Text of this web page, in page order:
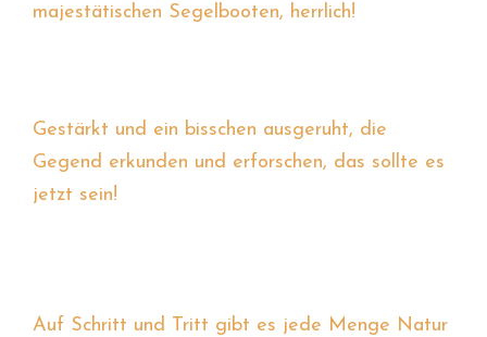
majestätischen Segelbooten, herrlich!
Gestärkt und ein bisschen ausgeruht, die
Gegend erkunden und erforschen, das sollte es
jetzt sein!
Auf Schritt und Tritt gibt es jede Menge Natur